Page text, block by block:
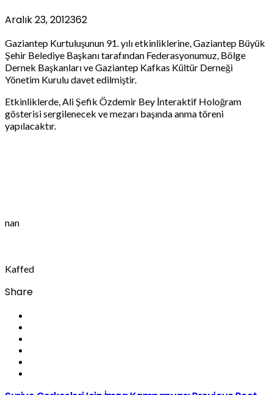
Aralık 23, 2012362
Gaziantep Kurtuluşunun 91. yılı etkinliklerine, Gaziantep Büyük
Şehir Belediye Başkanı tarafından Federasyonumuz, Bölge
Dernek Başkanları ve Gaziantep Kafkas Kültür Derneği
Yönetim Kurulu davet edilmiştir.
Etkinliklerde, Ali Şefik Özdemir Bey İnteraktif Holoğram
gösterisi sergilenecek ve mezarı başında anma töreni
yapılacaktır.
nan
Kaffed
Share